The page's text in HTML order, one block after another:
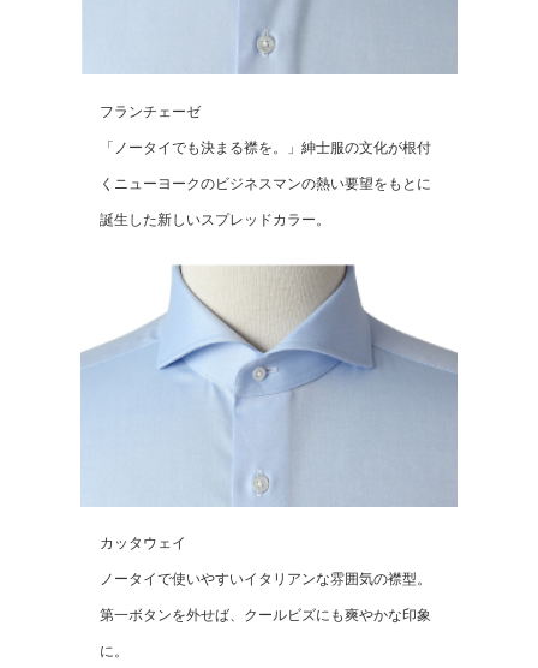
フランチェーゼ
「ノータイでも決まる襟を。」紳士服の文化が根付
くニューヨークのビジネスマンの熱い要望をもとに
誕生した新しいスプレッドカラー。
カッタウェイ
ノータイで使いやすいイタリアンな雰囲気の襟型。
第一ボタンを外せば、クールビズにも爽やかな印象
に。